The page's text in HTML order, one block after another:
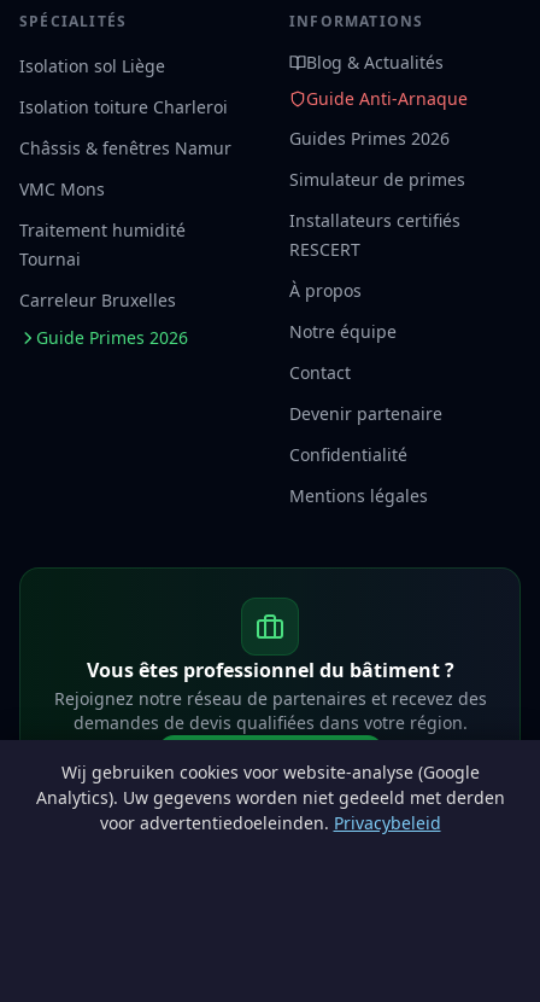
Wij gebruiken cookies voor website-analyse (Google
Analytics). Uw gegevens worden niet gedeeld met derden
voor advertentiedoeleinden. Privacybeleid
SPÉCIALITÉS
Isolation sol Liège
Isolation toiture Charleroi
Châssis & fenêtres Namur
VMC Mons
Traitement humidité
Tournai
Carreleur Bruxelles
Guide Primes 2026
INFORMATIONS
Blog & Actualités
Guide Anti-Arnaque
Guides Primes 2026
Simulateur de primes
Installateurs certifiés
RESCERT
À propos
Notre équipe
Contact
Devenir partenaire
Confidentialité
Mentions légales
Vous êtes professionnel du bâtiment ?
Rejoignez notre réseau de partenaires et recevez des
demandes de devis qualifiées dans votre région.
info@lesprosdemaville.be